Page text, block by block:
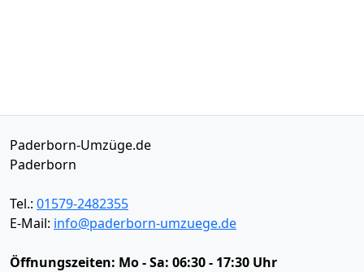
Paderborn-Umzüge.de
Paderborn
Tel.: 01579-2482355
E-Mail: info@paderborn-umzuege.de
Öffnungszeiten: Mo - Sa: 06:30 - 17:30 Uhr